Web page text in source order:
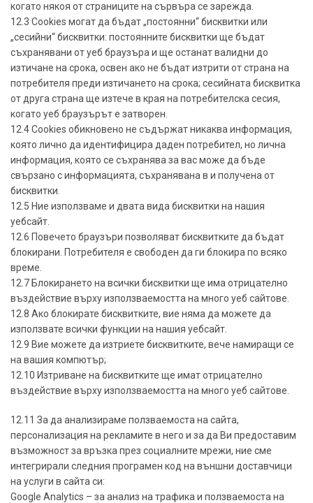
когато някоя от страниците на сървъра се зарежда.
12.3 Cookies могат да бъдат „постоянни“ бисквитки или
„сесийни“ бисквитки: постоянните бисквитки ще бъдат
съхранявани от уеб браузъра и ще останат валидни до
изтичане на срока, освен ако не бъдат изтрити от страна на
потребителя преди изтичането на срока; сесийната бисквитка
от друга страна ще изтече в края на потребителска сесия,
когато уеб браузърът е затворен.
12.4 Cookies обикновено не съдържат никаква информация,
която лично да идентифицира даден потребител, но лична
информация, която се съхранява за вас може да бъде
свързано с информацията, съхранявана в и получена от
бисквитки.
12.5 Ние използваме и двата вида бисквитки на нашия
уебсайт.
12.6 Повечето браузъри позволяват бисквитките да бъдат
блокирани. Потребителя е свободен да ги блокира по всяко
време.
12.7 Блокирането на всички бисквитки ще има отрицателно
въздействие върху използваемостта на много уеб сайтове.
12.8 Ако блокирате бисквитките, вие няма да можете да
използвате всички функции на нашия уебсайт.
12.9 Вие можете да изтриете бисквитките, вече намиращи се
на вашия компютър;
12.10 Изтриване на бисквитките ще имат отрицателно
въздействие върху използваемостта на много уеб сайтове.
12.11 За да анализираме ползваемоста на сайта,
персонализация на рекламите в него и за да Ви предоставим
възможност за връзка през социалните мрежи, ние сме
интегрирали следния програмен код на външни доставчици
на услуги в сайта си:
Google Analytics – за анализ на трафика и ползваемоста на